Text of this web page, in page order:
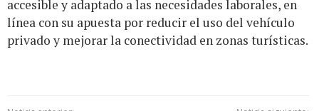
accesible y adaptado a las necesidades laborales, en
línea con su apuesta por reducir el uso del vehículo
privado y mejorar la conectividad en zonas turísticas.